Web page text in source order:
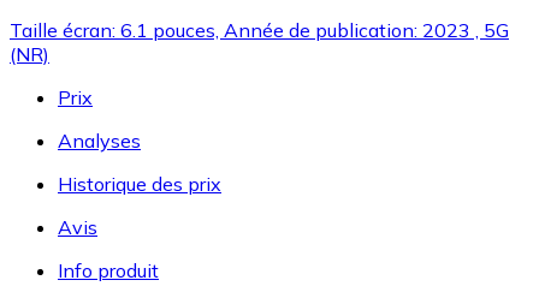
Taille écran: 6.1 pouces, Année de publication: 2023 , 5G
(NR)
Prix
Analyses
Historique des prix
Avis
Info produit